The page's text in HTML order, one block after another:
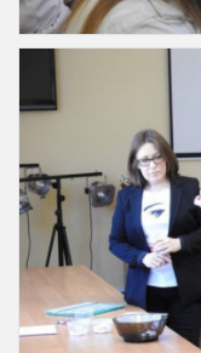
Slajd8